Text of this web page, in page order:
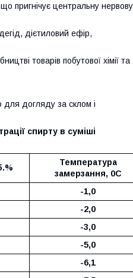
пригнічує центральну нервову
дієтиловий ефір,
товарів побутової хімії та
для догляду за склом і
спирту в суміші
Температура
замерзання, 0С
-1,0
-2,0
-3,0
-5,0
-6,1